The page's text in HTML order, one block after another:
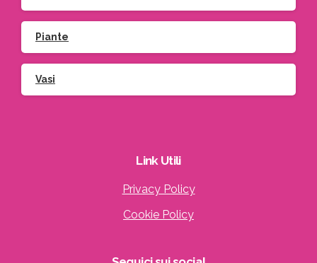
Piante
Vasi
Link Utili
Privacy Policy
Cookie Policy
Iscriviti